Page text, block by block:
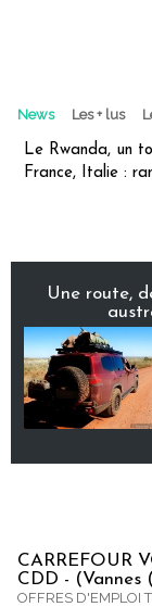
News Les + lus
Le Rwanda, un
France, Italie :
Une route,
CARREFOUR
CDD - (Vannes
OFFRES D'EMPLOI